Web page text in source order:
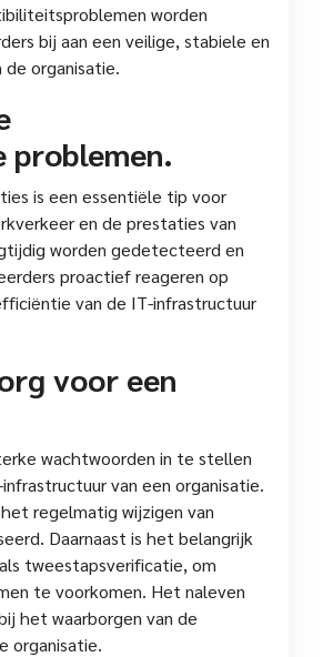
worden
bij aan een veilige, stabiele en
organisatie.
problemen.
is een essentiële tip voor
en de prestaties van
worden gedetecteerd en
proactief reageren op
van de IT-infrastructuur
voor een
wachtwoorden in te stellen
van een organisatie.
regelmatig wijzigen van
Daarnaast is het belangrijk
tweestapsverificatie, om
te voorkomen. Het naleven
het waarborgen van de
organisatie.